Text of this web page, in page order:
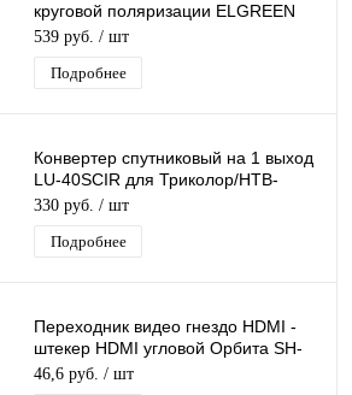
круговой поляризации ELGREEN
TWIN дляТриколор/НТВ-Плюс
539 руб. / шт
Подробнее
Конвертер спутниковый на 1 выход
LU-40SCIR для Триколор/НТВ-
Плюс круговой поляризации Lumax
330 руб. / шт
Подробнее
Переходник видео гнездо HDMI -
штекер HDMI угловой Орбита SH-
160/20/2000
46,6 руб. / шт